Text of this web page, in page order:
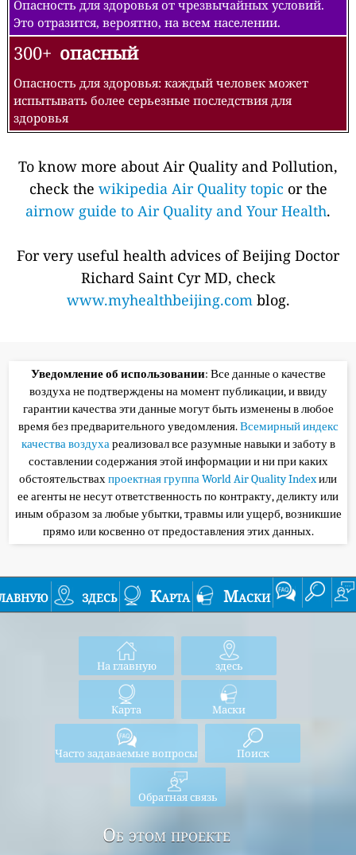
Опасность для здоровья от чрезвычайных условий.
Это отразится, вероятно, на всем населении.
300+ опасный
Опасность для здоровья: каждый человек может
испытывать более серьезные последствия для
здоровья
To know more about Air Quality and Pollution,
check the wikipedia Air Quality topic or the
airnow guide to Air Quality and Your Health.
For very useful health advices of Beijing Doctor
Richard Saint Cyr MD, check
www.myhealthbeijing.comblog.
Уведомление об использовании: Все данные о качестве
воздуха не подтверждены на момент публикации, и ввиду
гарантии качества эти данные могут быть изменены в любое
время без предварительного уведомления.Всемирный индекс
качества воздухареализовал все разумные навыки и заботу в
составлении содержания этой информации и ни при каких
обстоятельствахпроектная группа World Air Quality Indexили
ее агенты не несут ответственность по контракту, деликту или
иным образом за любые убытки, травмы или ущерб, возникшие
прямо или косвенно от предоставления этих данных.
здесь Карта Маски
На главную здесь
Карта Маски
Часто задаваемые вопросы Поиск
Обратная связь
Об этом проекте